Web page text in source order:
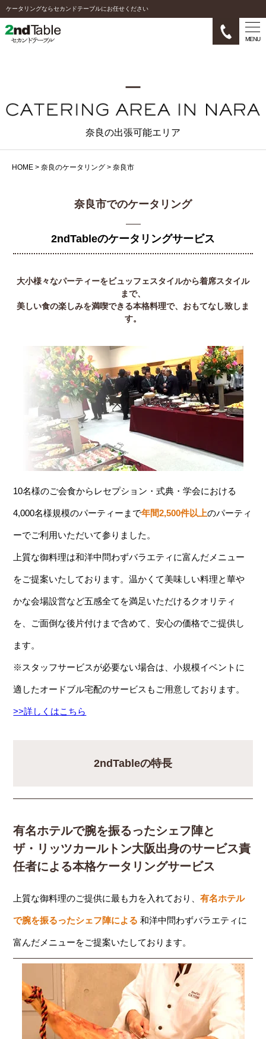
ケータリングならセカンドテーブルにお任せください
MENU
奈良の出張可能エリア
HOME > 奈良のケータリング > 奈良市
奈良市でのケータリング
2ndTableのケータリングサービス
大小様々なパーティーをビュッフェスタイルから着席スタイル
まで、
美しい食の楽しみを満喫できる本格料理で、おもてなし致しま
す。
10名様のご会食からレセプション・式典・学会における
4,000名様規模のパーティーまで年間2,500件以上のパーティ
ーでご利用いただいて参りました。
上質な御料理は和洋中問わずバラエティに富んだメニュー
をご提案いたしております。温かくて美味しい料理と華や
かな会場設営など五感全てを満足いただけるクオリティ
を、ご面倒な後片付けまで含めて、安心の価格でご提供し
ます。
※スタッフサービスが必要ない場合は、小規模イベントに
適したオードブル宅配のサービスもご用意しております。
>>詳しくはこちら
2ndTableの特長
有名ホテルで腕を振るったシェフ陣と
ザ・リッツカールトン大阪出身のサービス責
任者による本格ケータリングサービス
上質な御料理のご提供に最も力を入れており、有名ホテル
で腕を振るったシェフ陣による 和洋中問わずバラエティに
富んだメニューをご提案いたしております。